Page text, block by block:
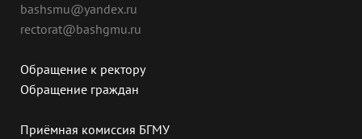
bashsmu@yandex.ru
rectorat@bashgmu.ru
Обращение к ректору
Обращение граждан
Приёмная комиссия БГМУ